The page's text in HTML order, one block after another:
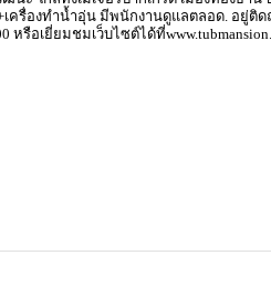
ครื่องทำน้ำอุ่น มีพนักงานดูแลตลอด. อยู่ติ
รือเยี่ยมชมเว็บไซต์ได้ที่